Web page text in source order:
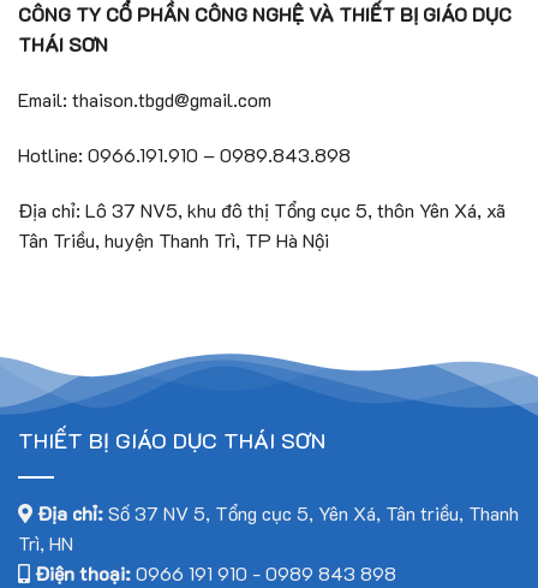
CÔNG TY CỔ PHẦN CÔNG NGHỆ VÀ THIẾT BỊ GIÁO DỤC
THÁI SƠN
Email: thaison.tbgd@gmail.com
Hotline: 0966.191.910 – 0989.843.898
Địa chỉ: Lô 37 NV5, khu đô thị Tổng cục 5, thôn Yên Xá, xã
Tân Triều, huyện Thanh Trì, TP Hà Nội
THIẾT BỊ GIÁO DỤC THÁI SƠN
Địa chỉ:Số 37 NV 5, Tổng cục 5, Yên Xá, Tân triều, Thanh
Trì, HN
Điện thoại:0966 191 910 -0989 843 898